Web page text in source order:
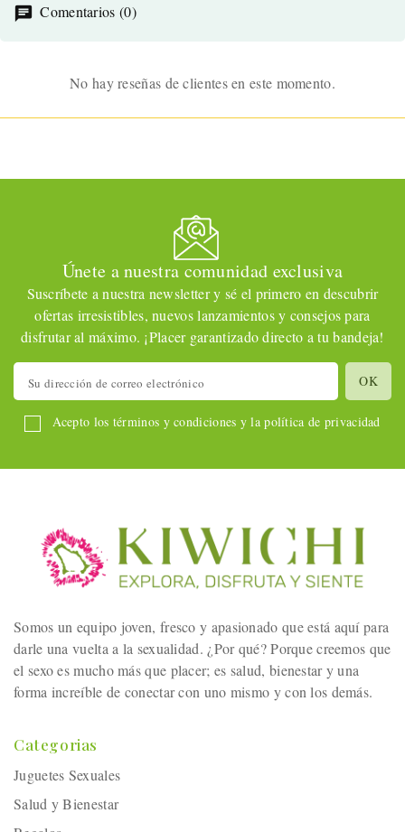
Comentarios (0)
No hay reseñas de clientes en este momento.
Únete a nuestra comunidad exclusiva
Suscríbete a nuestra newsletter y sé el primero en descubrir
ofertas irresistibles, nuevos lanzamientos y consejos para
disfrutar al máximo. ¡Placer garantizado directo a tu bandeja!
Acepto los términos y condiciones y la política de privacidad
Somos un equipo joven, fresco y apasionado que está aquí para
darle una vuelta a la sexualidad. ¿Por qué? Porque creemos que
el sexo es mucho más que placer; es salud, bienestar y una
forma increíble de conectar con uno mismo y con los demás.
Categorias
Juguetes Sexuales
Salud y Bienestar